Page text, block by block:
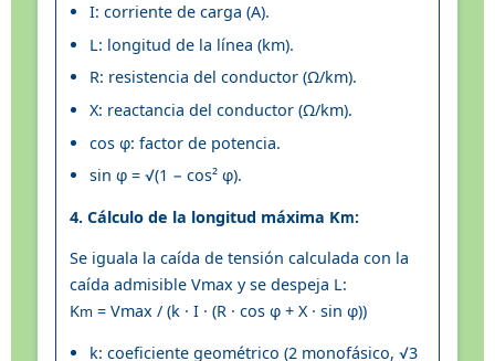
I: corriente de carga (A).
L: longitud de la línea (km).
R: resistencia del conductor (Ω/km).
X: reactancia del conductor (Ω/km).
cos φ: factor de potencia.
sin φ = √(1 − cos² φ).
4. Cálculo de la longitud máxima Km:
Se iguala la caída de tensión calculada con la
caída admisible Vmax y se despeja L:
Km = Vmax / (k · I · (R · cos φ + X · sin φ))
k: coeficiente geométrico (2 monofásico, √3